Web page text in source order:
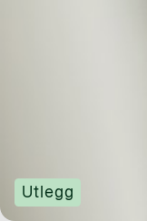
Utlegg